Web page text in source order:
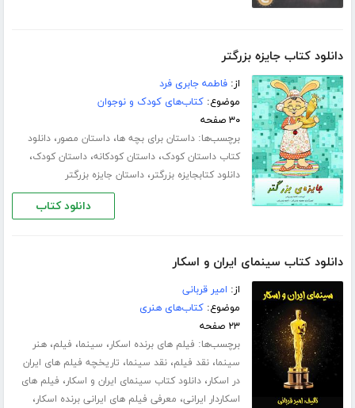
دانلود کتاب جایزه بزرگتر
از:فاطمه جابری فرد
موضوع:کتاب‌های کودک و نوجوان
۳۰ صفحه
برچسب‌ها:داستان برای بچه ها،داستان مصور،دانلود
کتاب داستان کودک،داستان کودکانه،داستان کودک،
دانلود کتابجایزه بزرگتر،داستان جایزه بزرگتر
دانلود کتاب
دانلود کتاب سینمای ایران و اسکار
از: امیر قربانی
موضوع:کتاب‌های هنری
۲۳ صفحه
برچسب‌ها: فیلم های برنده اسکار، سینما، فیلم،هنر
سینما،نقد فیلم،نقد سینما، تاریخچه فیلم های ایران
در اسکار،دانلود کتاب سینمای ایران و اسکار، فیلم های
اسکاردار ایرانی، معرفی فیلم های ایرانی برنده اسکار،